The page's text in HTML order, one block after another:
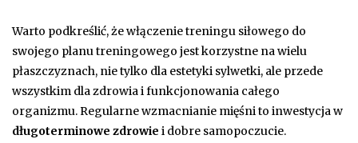
Warto podkreślić, że włączenie treningu siłowego do
swojego planu treningowego jest korzystne na wielu
płaszczyznach, nie tylko dla estetyki sylwetki, ale przede
wszystkim dla zdrowia i funkcjonowania całego
organizmu. Regularne wzmacnianie mięśni to inwestycja w
długoterminowe zdrowie i dobre samopoczucie.